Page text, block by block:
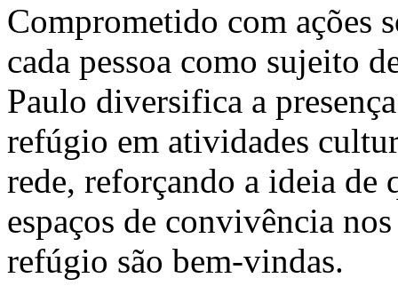
Comprometido com ações
cada pessoa como sujeito
Paulo diversifica a
refúgio em atividades
rede, reforçando a ideia de
espaços de convivência
refúgio são bem-vindas.